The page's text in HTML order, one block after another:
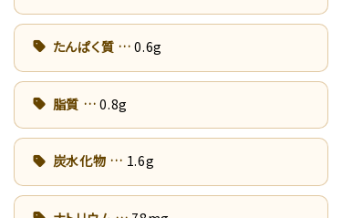
たんぱく質 0.6g
脂質 0.8g
炭水化物 1.6g